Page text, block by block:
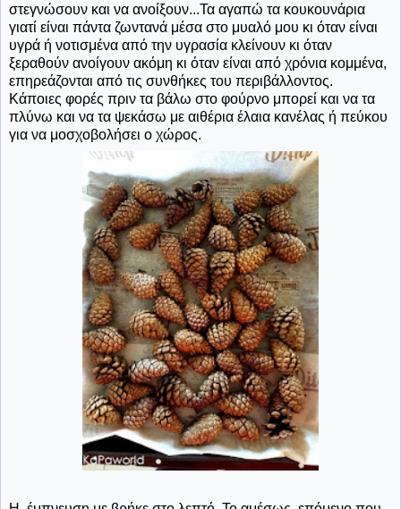
στεγνώσουν και να ανοίξουν...Τα αγαπώ τα κουκουνάρια
γιατί είναι πάντα ζωντανά μέσα στο μυαλό μου κι όταν είναι
υγρά ή νοτισμένα από την υγρασία κλείνουν κι όταν
ξεραθούν ανοίγουν ακόμη κι όταν είναι από χρόνια κομμένα,
επηρεάζονται από τις συνθήκες του περιβάλλοντος.
Κάποιες φορές πριν τα βάλω στο φούρνο μπορεί και να τα
πλύνω και να τα ψεκάσω με αιθέρια έλαια κανέλας ή πεύκου
για να μοσχοβολήσει ο χώρος.